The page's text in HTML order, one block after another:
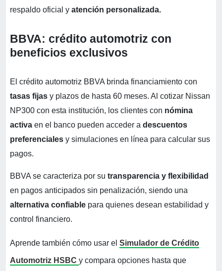
respaldo oficial y atención personalizada.
BBVA: crédito automotriz con
beneficios exclusivos
El crédito automotriz BBVA brinda financiamiento con
tasas fijas y plazos de hasta 60 meses. Al cotizar Nissan
NP300 con esta institución, los clientes con nómina
activa en el banco pueden acceder a descuentos
preferenciales y simulaciones en línea para calcular sus
pagos.
BBVA se caracteriza por su transparencia y flexibilidad
en pagos anticipados sin penalización, siendo una
alternativa confiable para quienes desean estabilidad y
control financiero.
Aprende también cómo usar el Simulador de Crédito
Automotriz HSBC y compara opciones hasta que